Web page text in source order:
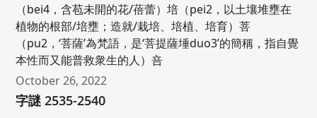
（bei4，含苞未開的花/蓓蕾）培（pei2，以土壤堆壅在
植物的根部/培壅；造就/栽培、培植、培育）菩
（pu2，‘菩薩’為梵語，是‘菩提薩埵duo3’的簡稱，指自覺
本性而又能普救衆生的人）咅
October 26, 2022
字謎 2535-2540